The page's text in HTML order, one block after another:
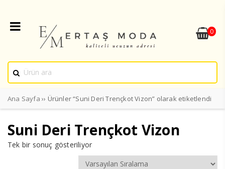
0
Ana Sayfa ›› Ürünler “Suni Deri Trençkot Vizon” olarak etiketlendi
Suni Deri Trençkot Vizon
Tek bir sonuç gösteriliyor